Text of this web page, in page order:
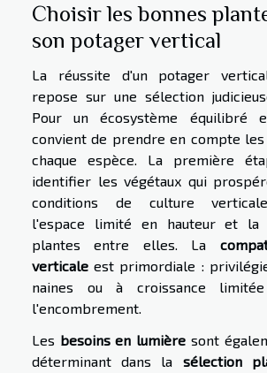
Choisir les bonnes
son potager vertical
La réussite d'un potager
repose sur une sélection
Pour un écosystème équilibré
convient de prendre en compte
chaque espèce. La première
identifier les végétaux qui
conditions de culture
l'espace limité en hauteur et la
plantes entre elles. La
verticale est primordiale :
naines ou à croissance
l'encombrement.
Les besoins en lumière sont
déterminant dans la sélection